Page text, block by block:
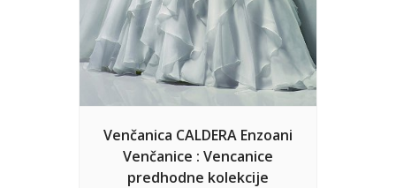
Venčanica CALDERA Enzoani
Venčanice : Vencanice
predhodne kolekcije